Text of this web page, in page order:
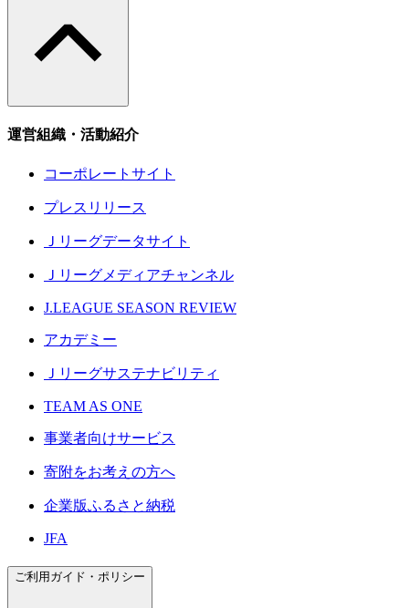
運営組織・活動紹介
コーポレートサイト
プレスリリース
Ｊリーグデータサイト
Ｊリーグメディアチャンネル
J.LEAGUE SEASON REVIEW
アカデミー
Ｊリーグサステナビリティ
TEAM AS ONE
事業者向けサービス
寄附をお考えの方へ
企業版ふるさと納税
JFA
ご利用ガイド・ポリシー